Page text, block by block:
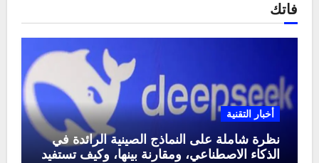
فاتك
أخبار التقنية
نظرة شاملة على النماذج الصينية الرائدة في
الذكاء الاصطناعي، ومقارنة بينها، وكيف تستفيد